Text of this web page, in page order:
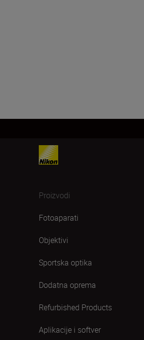
Proizvodi
Fotoaparati
Objektivi
Sportska optika
Dodatna oprema
Refurbished Products
Aplikacije i softver